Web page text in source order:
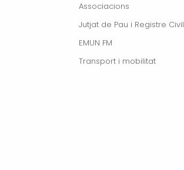
Associacions
Jutjat de Pau i Registre Civil
EMUN FM
Transport i mobilitat